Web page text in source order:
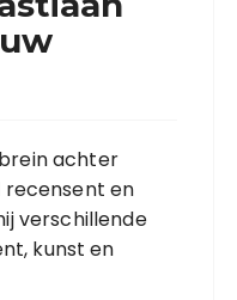
achter
recensent en
verschillende
kunst en